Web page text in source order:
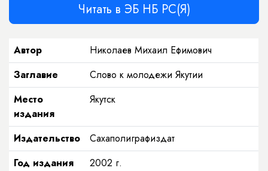
Читать в ЭБ НБ РС(Я)
Автор
Николаев Михаил Ефимович
Заглавие
Слово к молодежи Якутии
Место
издания
Якутск
Издательство
Сахаполиграфиздат
Год издания
2002 г.